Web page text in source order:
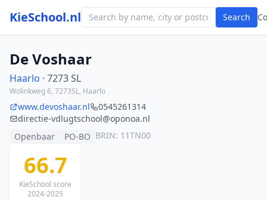
KieSchool.nl Search
De Voshaar
Haarlo · 7273 SL
Wolinkweg 6, 7273SL, Haarlo
www.devoshaar.nl
0545261314
directie-vdlugtschool@oponoa.nl
Openbaar
PO-BO BRIN: 11TN00
66.7
KieSchool score
2024-2025